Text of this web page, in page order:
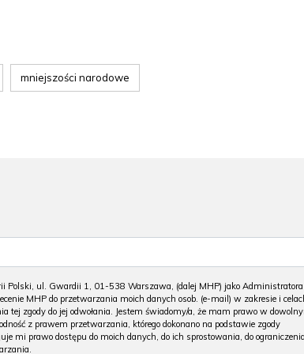
mniejszości narodowe
ul. Gwardii 1, 01-538 Warszawa, (dalej MHP) jako Administratora
MHP do przetwarzania moich danych osob. (e-mail) w zakresie i
zgody do jej odwołania. Jestem świadomy/a, że mam prawo w
z prawem przetwarzania, którego dokonano na podstawie zgody
mi prawo dostępu do moich danych, do ich sprostowania, do ograniczenia